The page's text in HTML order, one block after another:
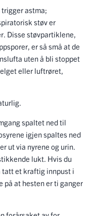
astma;
støv er
Disse støvpartiklene,
er så små at de
uten å bli stoppet
eller luftrøret,
spaltet ned til
igjen spaltes ned
ut via nyrene og urin.
lukt. Hvis du
tatt et kraftig innpust i
på at hesten er ti ganger